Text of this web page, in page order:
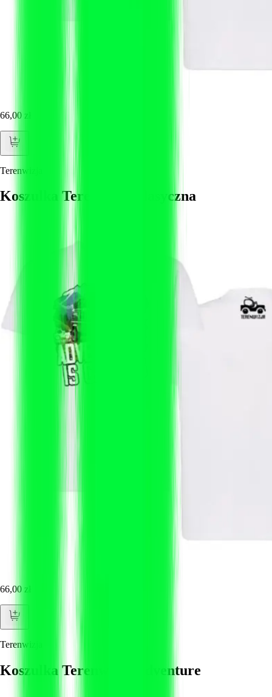
66,00 zł
Terenwizja
Koszulka Terenwizja klasyczna
66,00 zł
Terenwizja
Koszulka Terenwizja Adventure